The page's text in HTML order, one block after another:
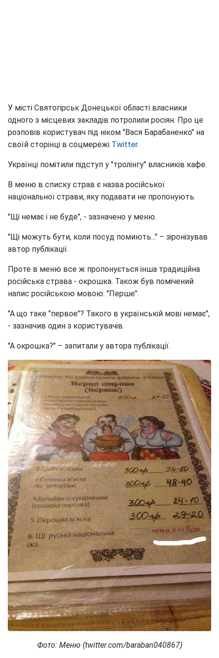
У місті Святогірськ Донецької області власники
одного з місцевих закладів потролили росіян. Про це
розповів користувач під ніком "Вася Барабаненко" на
своїй сторінці в соцмережі Twitter.
Українці помітили підступ у "тролінгу" власників кафе.
В меню в списку страв є назва російської
національної страви, яку подавати не пропонують.
"Щі немає і не буде", - зазначено у меню.
"Щі можуть бути, коли посуд помиють..." – зіронізував
автор публікації.
Проте в меню все ж пропонується інша традиційна
російська страва - окрошка. Також був помічений
напис російською мовою: "Перше".
"А що таке "первое"? Такого в українській мові немає",
- зазначив один з користувачів.
"А окрошка?" – запитали у автора публікації.
Фото: Меню (twitter.com/baraban040867)